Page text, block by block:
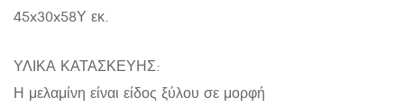
45x30x58Υ εκ.
ΥΛΙΚΑ ΚΑΤΑΣΚΕΥΗΣ:
Η μελαμίνη είναι είδος ξύλου σε μορφή